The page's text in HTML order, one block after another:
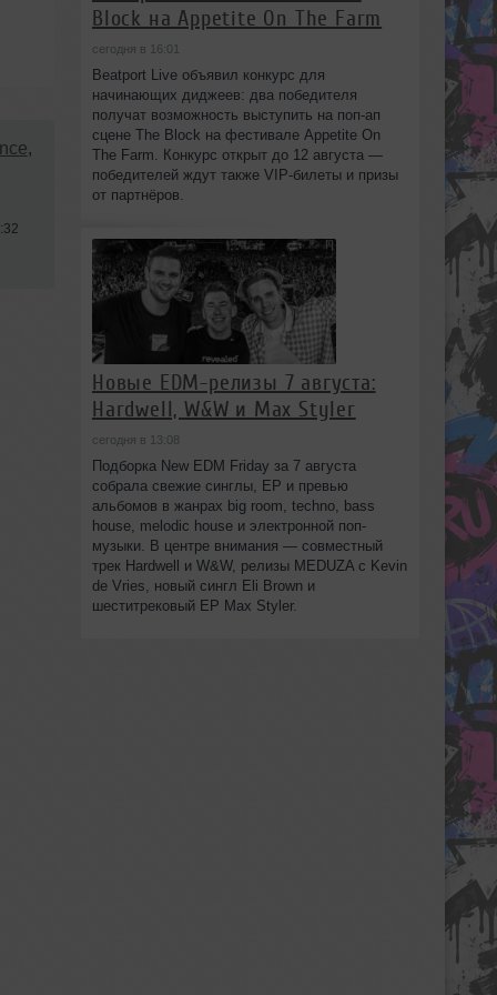
,
Block на Appetite On The Farm
сегодня в 16:01
Beatport Live объявил конкурс для
начинающих диджеев: два победителя
получат возможность выступить на поп‑ап
сцене The Block на фестивале Appetite On
The Farm. Конкурс открыт до 12 августа —
победителей ждут также VIP‑билеты и призы
от партнёров.
Новые EDM-релизы 7 августа:
Hardwell, W&W и Max Styler
сегодня в 13:08
Подборка New EDM Friday за 7 августа
собрала свежие синглы, EP и превью
альбомов в жанрах big room, techno, bass
house, melodic house и электронной поп-
музыки. В центре внимания — совместный
трек Hardwell и W&W, релизы MEDUZA с Kevin
de Vries, новый сингл Eli Brown и
шеститрековый EP Max Styler.